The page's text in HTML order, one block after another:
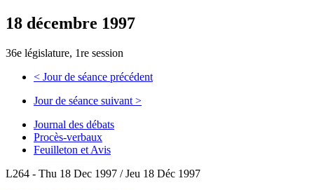
18 décembre 1997
36e législature, 1re session
< Jour de séance précédent
Jour de séance suivant >
Journal des débats
Procès-verbaux
Feuilleton et Avis
L264 - Thu 18 Dec 1997 / Jeu 18 Déc 1997